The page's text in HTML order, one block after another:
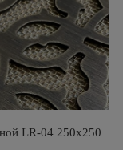
LR-04 250х250